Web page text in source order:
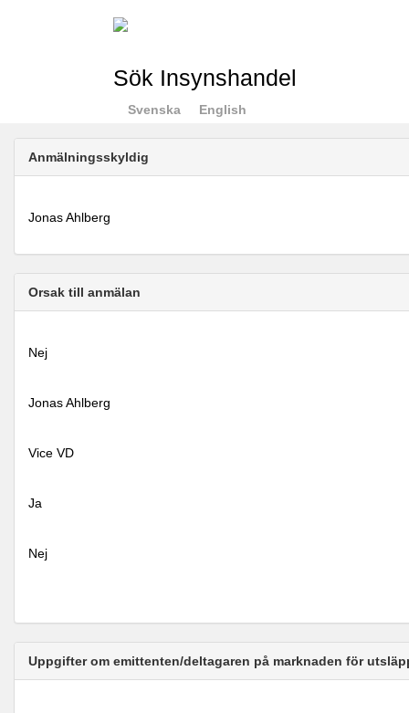
Sök Insynshandel
Svenska English
Anmälningsskyldig
Jonas Ahlberg
Orsak till anmälan
Nej
Jonas Ahlberg
Vice VD
Ja
Nej
Uppgifter om emittenten/deltagaren på marknaden för